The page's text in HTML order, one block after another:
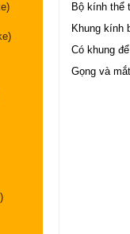
Bộ kính thể
Khung kính
Có khung
Gọng và